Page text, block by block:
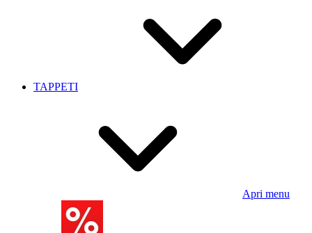
TAPPETI
Apri menu